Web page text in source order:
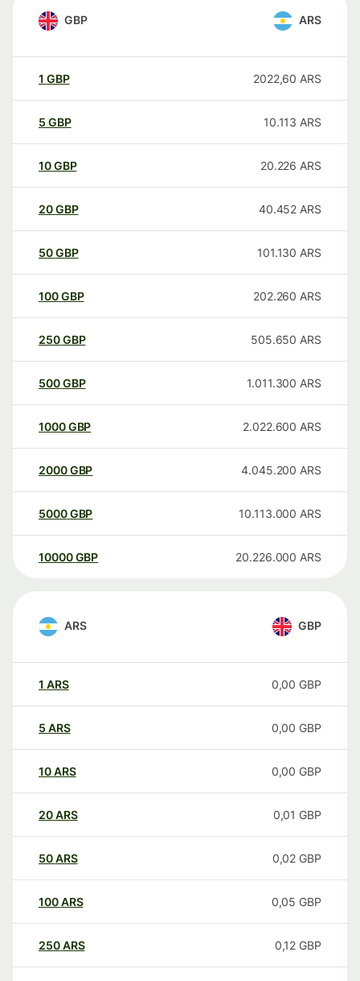
GBP ARS
1 GBP 2022,60 ARS
5 GBP 10.113 ARS
10GBP 20.226 ARS
20GBP 40.452 ARS
50GBP 101.130 ARS
100GBP 202.260 ARS
250GBP 505.650 ARS
500GBP 1.011.300 ARS
1000GBP 2.022.600 ARS
2000GBP 4.045.200 ARS
5000GBP 10.113.000 ARS
10000 GBP 20.226.000 ARS
ARS GBP
1 ARS 0,00 GBP
5 ARS 0,00 GBP
10ARS 0,00 GBP
20ARS 0,01 GBP
50ARS 0,02 GBP
100ARS 0,05 GBP
250ARS 0,12 GBP